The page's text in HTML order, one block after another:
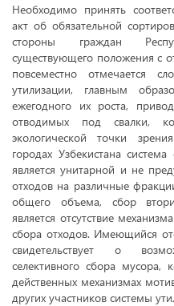
Необходимо принять
акт об обязательной
стороны граждан
существующего положения с
повсеместно отмечается
утилизации, главным
ежегодного их роста,
отводимых под свалки,
экологической точки
городах Узбекистана
является унитарной и не
отходов на различные
общего объема, сбор
является отсутствие
сбора отходов. Имеющийся
свидетельствует о
селективного сбора мусора,
действенных механизмах
других участников системы